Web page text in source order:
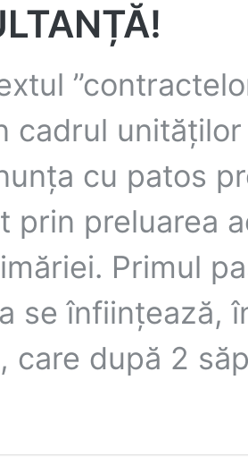
cadrul
cu patos
prin preluarea
Primul
se înființează,
care după 2